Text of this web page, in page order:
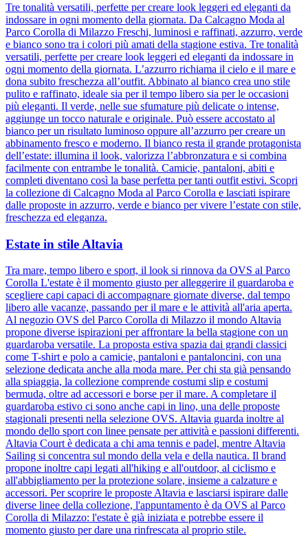
Tre tonalità versatili, perfette per creare look leggeri ed eleganti da
indossare in ogni momento della giornata. Da Calcagno Moda al
Parco Corolla di Milazzo Freschi, luminosi e raffinati, azzurro, verde
e bianco sono tra i colori più amati della stagione estiva. Tre tonalità
versatili, perfette per creare look leggeri ed eleganti da indossare in
ogni momento della giornata. L’azzurro richiama il cielo e il mare e
dona subito freschezza all’outfit. Abbinato al bianco crea uno stile
pulito e raffinato, ideale sia per il tempo libero sia per le occasioni
più eleganti. Il verde, nelle sue sfumature più delicate o intense,
aggiunge un tocco naturale e originale. Può essere accostato al
bianco per un risultato luminoso oppure all’azzurro per creare un
abbinamento fresco e moderno. Il bianco resta il grande protagonista
dell’estate: illumina il look, valorizza l’abbronzatura e si combina
facilmente con entrambe le tonalità. Camicie, pantaloni, abiti e
completi diventano così la base perfetta per tanti outfit estivi. Scopri
la collezione di Calcagno Moda al Parco Corolla e lasciati ispirare
dalle proposte in azzurro, verde e bianco per vivere l’estate con stile,
freschezza ed eleganza.
Estate in stile Altavia
Tra mare, tempo libero e sport, il look si rinnova da OVS al Parco
Corolla L'estate è il momento giusto per alleggerire il guardaroba e
scegliere capi capaci di accompagnare giornate diverse, dal tempo
libero alle vacanze, passando per il mare e le attività all'aria aperta.
Al negozio OVS del Parco Corolla di Milazzo il mondo Altavia
propone diverse ispirazioni per affrontare la bella stagione con un
guardaroba versatile. La proposta estiva spazia dai grandi classici
come T-shirt e polo a camicie, pantaloni e pantaloncini, con una
selezione dedicata anche alla moda mare. Per chi sta già pensando
alla spiaggia, la collezione comprende costumi slip e costumi
bermuda, oltre ad accessori e borse per il mare. A completare il
guardaroba estivo ci sono anche capi in lino, una delle proposte
stagionali presenti nella selezione OVS. Altavia guarda inoltre al
mondo dello sport con linee pensate per attività e passioni differenti.
Altavia Court è dedicata a chi ama tennis e padel, mentre Altavia
Sailing si concentra sul mondo della vela e della nautica. Il brand
propone inoltre capi legati all'hiking e all'outdoor, al ciclismo e
all'abbigliamento per la protezione solare, insieme a calzature e
accessori. Per scoprire le proposte Altavia e lasciarsi ispirare dalle
diverse linee della collezione, l'appuntamento è da OVS al Parco
Corolla di Milazzo: l'estate è già iniziata e potrebbe essere il
momento giusto per dare una rinfrescata al proprio stile.